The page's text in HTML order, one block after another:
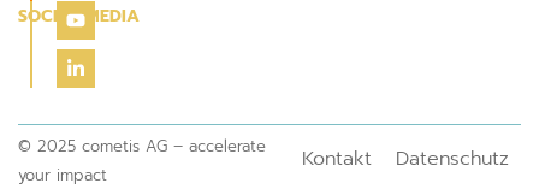
SOCIAL MEDIA
© 2025 cometis AG – accelerate
your impact
Kontakt Datenschutz